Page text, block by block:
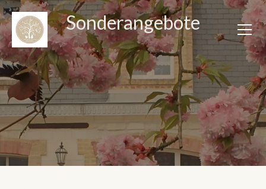
Sonderangebote